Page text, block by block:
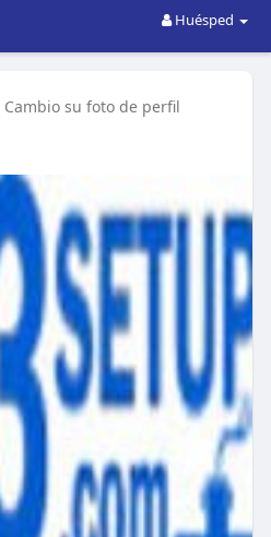
Huésped
Cambio su foto de perfil